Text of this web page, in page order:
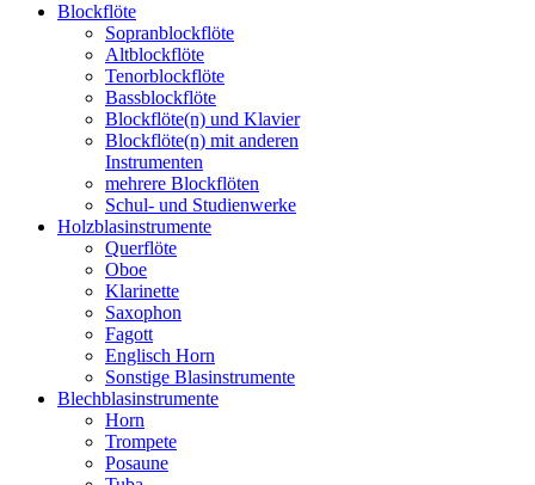
Blockflöte
Sopranblockflöte
Altblockflöte
Tenorblockflöte
Bassblockflöte
Blockflöte(n) und Klavier
Blockflöte(n) mit anderen
Instrumenten
mehrere Blockflöten
Schul- und Studienwerke
Holzblasinstrumente
Querflöte
Oboe
Klarinette
Saxophon
Fagott
Englisch Horn
Sonstige Blasinstrumente
Blechblasinstrumente
Horn
Trompete
Posaune